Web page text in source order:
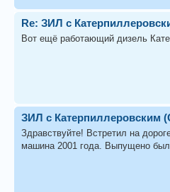
Re: ЗИЛ с
Вот ещё работающий дизель
ЗИЛ с Катерпиллеровским
Здравствуйте! Встретил на
машина 2001 года. Выпущено